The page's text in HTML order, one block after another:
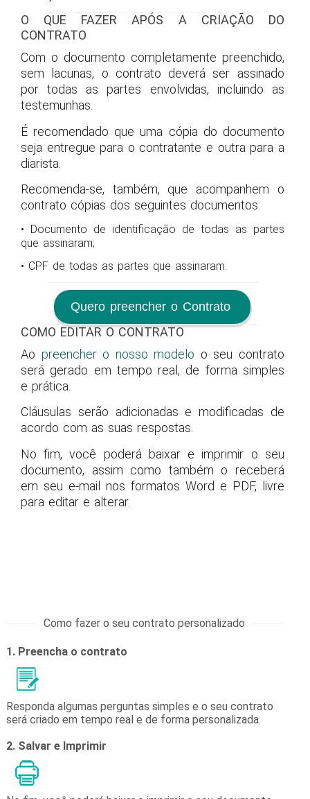
O QUE FAZER APÓS A CRIAÇÃO DO
CONTRATO
Com o documento completamente preenchido,
sem lacunas, o contrato deverá ser assinado
por todas as partes envolvidas, incluindo as
testemunhas.
É recomendado que uma cópia do documento
seja entregue para o contratante e outra para a
diarista.
Recomenda-se, também, que acompanhem o
contrato cópias dos seguintes documentos:
• Documento de identificação de todas as partes
que assinaram;
• CPF de todas as partes que assinaram.
Quero preencher o Contrato
COMO EDITAR O CONTRATO
Ao preencher o nosso modelo o seu contrato
será gerado em tempo real, de forma simples
e prática.
Cláusulas serão adicionadas e modificadas de
acordo com as suas respostas.
No fim, você poderá baixar e imprimir o seu
documento, assim como também o receberá
em seu e-mail nos formatos Word e PDF, livre
para editar e alterar.
Como fazer o seu contrato personalizado
1. Preencha o contrato
Responda algumas perguntas simples e o seu contrato
será criado em tempo real e de forma personalizada.
2. Salvar e Imprimir